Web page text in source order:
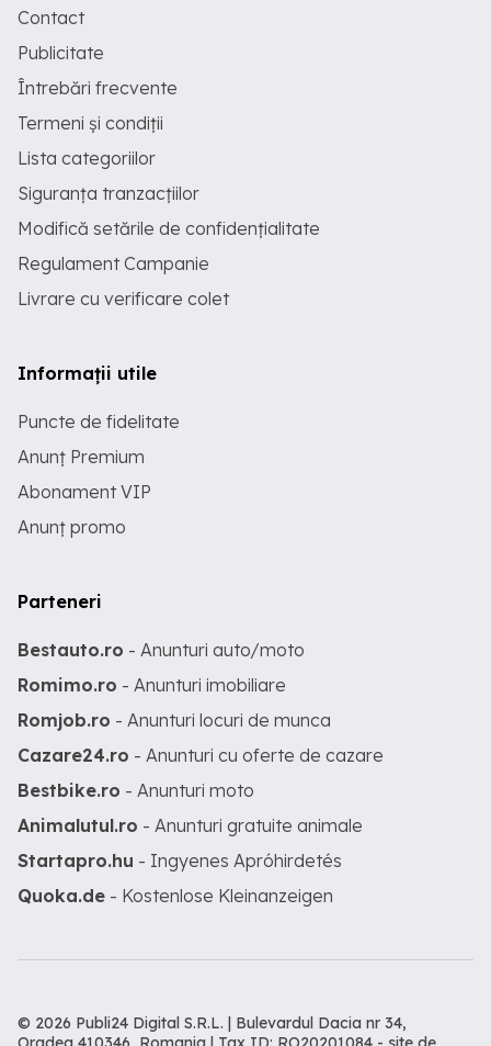
Contact
Publicitate
Întrebări frecvente
Termeni și condiții
Lista categoriilor
Siguranța tranzacțiilor
Modifică setările de confidențialitate
Regulament Campanie
Livrare cu verificare colet
Informații utile
Puncte de fidelitate
Anunț Premium
Abonament VIP
Anunț promo
Parteneri
Bestauto.ro - Anunturi auto/moto
Romimo.ro - Anunturi imobiliare
Romjob.ro - Anunturi locuri de munca
Cazare24.ro - Anunturi cu oferte de cazare
Bestbike.ro - Anunturi moto
Animalutul.ro - Anunturi gratuite animale
Startapro.hu - Ingyenes Apróhirdetés
Quoka.de - Kostenlose Kleinanzeigen
© 2026 Publi24 Digital S.R.L. | Bulevardul Dacia nr 34,